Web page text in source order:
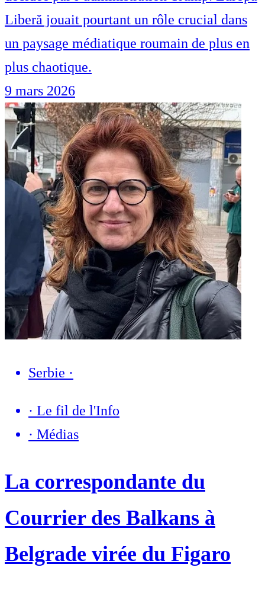
Liberă jouait pourtant un rôle crucial dans
un paysage médiatique roumain de plus en
plus chaotique.
9 mars 2026
Serbie ·
· Le fil de l'Info
· Médias
La correspondante du
Courrier des Balkans à
Belgrade virée du Figaro